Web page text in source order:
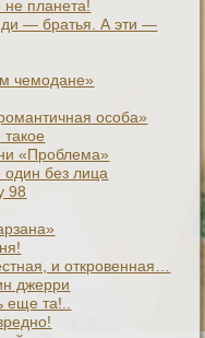
планета!
— братья. А эти —
чемодане»
особа»
«Проблема»
без лица
98
и откровенная…
джерри
еще та!..